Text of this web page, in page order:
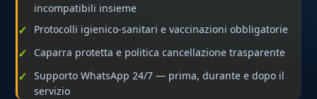
incompatibili insieme
Protocolli igienico-sanitari e vaccinazioni obbligatorie
Caparra protetta e politica cancellazione trasparente
Supporto WhatsApp 24/7 — prima, durante e dopo il
servizio